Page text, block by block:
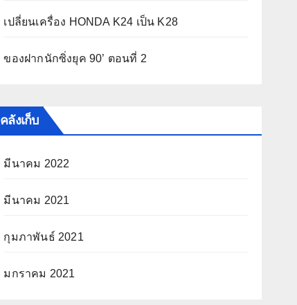
เปลี่ยนเครื่อง HONDA K24 เป็น K28
ของฝากนักซิ่งยุค 90’ ตอนที่ 2
คลังเก็บ
มีนาคม 2022
มีนาคม 2021
กุมภาพันธ์ 2021
มกราคม 2021